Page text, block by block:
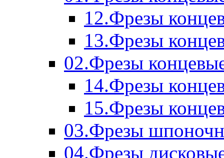
12.Фрезы
13.Фрезы
02.Фрезы
14.Фрезы
15.Фрезы
03.Фрезы
04.Фрезы